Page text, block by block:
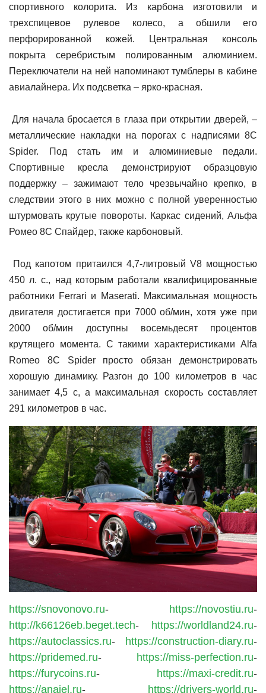
спортивного колорита. Из карбона изготовили и
трехспицевое рулевое колесо, а обшили его
перфорированной кожей. Центральная консоль
покрыта серебристым полированным алюминием.
Переключатели на ней напоминают тумблеры в кабине
авиалайнера. Их подсветка – ярко-красная.
Для начала бросается в глаза при открытии дверей, –
металлические накладки на порогах с надписями 8С
Spider. Под стать им и алюминиевые педали.
Спортивные кресла демонстрируют образцовую
поддержку – зажимают тело чрезвычайно крепко, в
следствии этого в них можно с полной уверенностью
штурмовать крутые повороты. Каркас сидений, Альфа
Ромео 8С Cпайдер, также карбоновый.
Под капотом притаился 4,7-литровый V8 мощностью
450 л. с., над которым работали квалифицированные
работники Ferrari и Maserati. Максимальная мощность
двигателя достигается при 7000 об/мин, хотя уже при
2000 об/мин доступны восемьдесят процентов
крутящего момента. С такими характеристиками Alfa
Romeo 8С Spider просто обязан демонстрировать
хорошую динамику. Разгон до 100 километров в час
занимает 4,5 с, а максимальная скорость составляет
291 километров в час.
https://snovonovo.ru- https://novostiu.ru-
http://k66126eb.beget.tech- https://worldland24.ru-
https://autoclassics.ru- https://construction-diary.ru-
https://pridemed.ru- https://miss-perfection.ru-
https://furycoins.ru- https://maxi-credit.ru-
https://anaiel.ru- https://drivers-world.ru-